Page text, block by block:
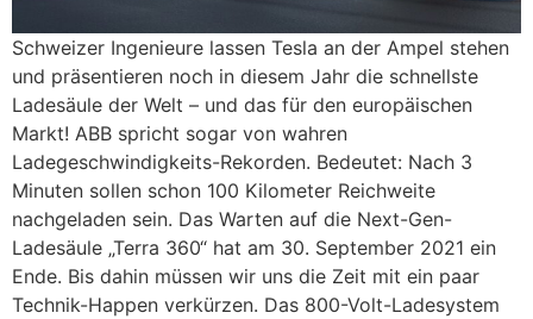
Schweizer Ingenieure lassen Tesla an der Ampel stehen
und präsentieren noch in diesem Jahr die schnellste
Ladesäule der Welt – und das für den europäischen
Markt! ABB spricht sogar von wahren
Ladegeschwindigkeits-Rekorden. Bedeutet: Nach 3
Minuten sollen schon 100 Kilometer Reichweite
nachgeladen sein. Das Warten auf die Next-Gen-
Ladesäule „Terra 360“ hat am 30. September 2021 ein
Ende. Bis dahin müssen wir uns die Zeit mit ein paar
Technik-Happen verkürzen. Das 800-Volt-Ladesystem